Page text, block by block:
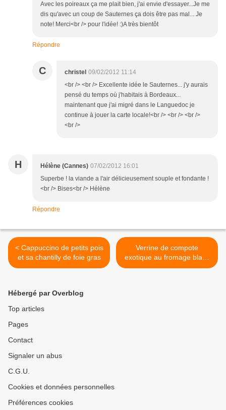
Avec les poireaux ça me plait bien, j'ai envie d'essayer...Je me
dis qu'avec un coup de Sauternes ça dois être pas mal... Je
note! Merci<br /> pour l'idée! :)A très bientôt
Répondre
C christel 09/02/2012 11:14
<br /> <br /> Excellente idée le Sauternes... j'y aurais
pensé du temps où j'habitais à Bordeaux...
maintenant que j'ai migré dans le Languedoc je
continue à jouer la carte locale!<br /> <br /> <br />
<br />
H Hélène (Cannes) 07/02/2012 16:01
Superbe ! la viande a l'air délicieusement souple et fondante !
<br /> Bises<br /> Hélène
Répondre
< Cappuccino de petits pois
et sa chantilly de foie gras
Verrine de compote
exotique au fromage blanc
>
Hébergé par Overblog
Top articles
Pages
Contact
Signaler un abus
C.G.U.
Cookies et données personnelles
Préférences cookies